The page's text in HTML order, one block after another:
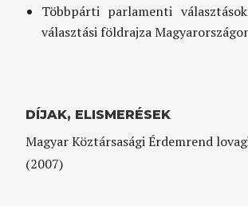
Többpárti parlamenti
választási földrajza
DÍJAK, ELISMERÉSEK
Magyar Köztársasági Érdemrend
(2007)